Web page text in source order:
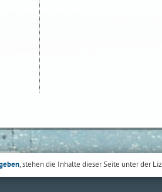
, stehen die Inhalte dieser Seite unter der